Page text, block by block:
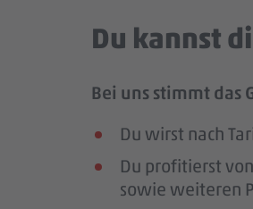
Du kannst
Bei uns stimmt das
Du wirst nach
Du profitierst
sowie weiteren